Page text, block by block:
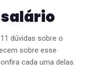
salário
dúvidas sobre o
sobre esse
cada uma delas.